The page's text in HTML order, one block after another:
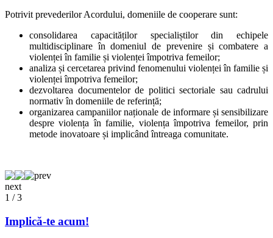
Potrivit prevederilor Acordului, domeniile de cooperare sunt:
consolidarea capacităților specialiștilor din echipele
multidisciplinare în domeniul de prevenire și combatere a
violenței în familie și violenței împotriva femeilor;
analiza și cercetarea privind fenomenului violenței în familie și
violenței împotriva femeilor;
dezvoltarea documentelor de politici sectoriale sau cadrului
normativ în domeniile de referință;
organizarea campaniilor naționale de informare și sensibilizare
despre violența în familie, violența împotriva femeilor, prin
metode inovatoare și implicând întreaga comunitate.
prev
next
1 /3
Implică-te acum!